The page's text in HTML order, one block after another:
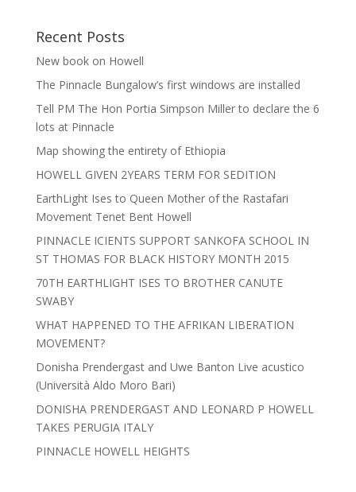
Recent Posts
New book on Howell
The Pinnacle Bungalow’s first windows are installed
Tell PM The Hon Portia Simpson Miller to declare the 6
lots at Pinnacle
Map showing the entirety of Ethiopia
HOWELL GIVEN 2YEARS TERM FOR SEDITION
EarthLight Ises to Queen Mother of the Rastafari
Movement Tenet Bent Howell
PINNACLE ICIENTS SUPPORT SANKOFA SCHOOL IN
ST THOMAS FOR BLACK HISTORY MONTH 2015
70TH EARTHLIGHT ISES TO BROTHER CANUTE
SWABY
WHAT HAPPENED TO THE AFRIKAN LIBERATION
MOVEMENT?
Donisha Prendergast and Uwe Banton Live acustico
(Università Aldo Moro Bari)
DONISHA PRENDERGAST AND LEONARD P HOWELL
TAKES PERUGIA ITALY
PINNACLE HOWELL HEIGHTS